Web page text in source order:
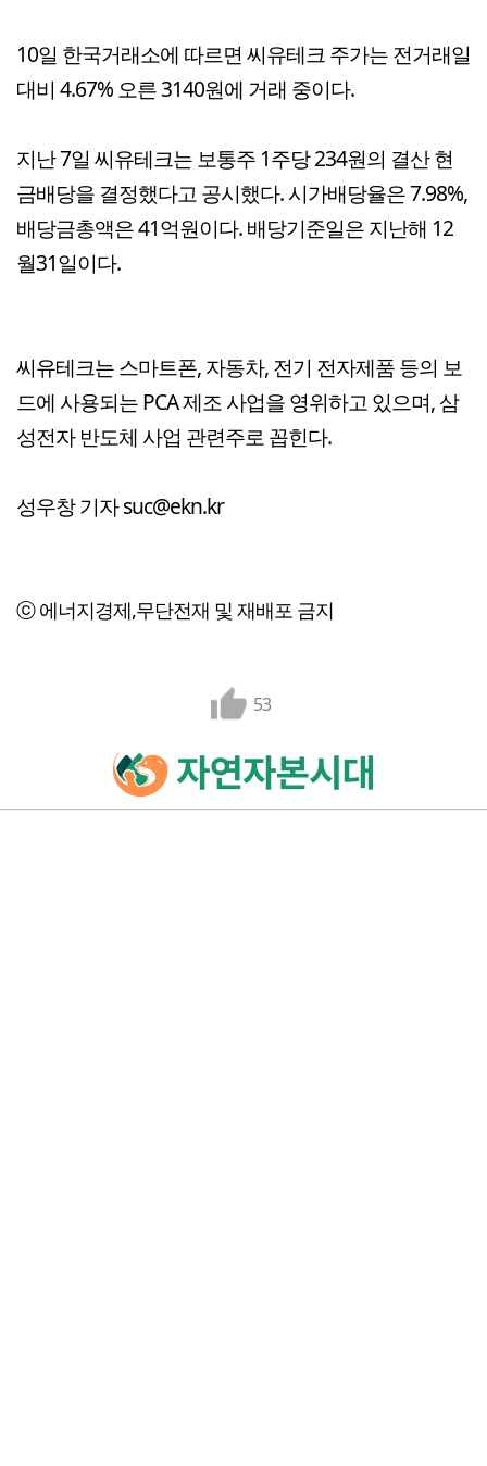
10일 한국거래소에 따르면 씨유테크 주가는 전거래일
대비 4.67% 오른 3140원에 거래 중이다.
지난 7일 씨유테크는 보통주 1주당 234원의 결산 현
금배당을 결정했다고 공시했다. 시가배당율은 7.98%,
배당금총액은 41억원이다. 배당기준일은 지난해 12
월31일이다.
씨유테크는 스마트폰, 자동차, 전기 전자제품 등의 보
드에 사용되는 PCA 제조 사업을 영위하고 있으며, 삼
성전자 반도체 사업 관련주로 꼽힌다.
성우창 기자 suc@ekn.kr
ⓒ 에너지경제,무단전재 및 재배포 금지
53